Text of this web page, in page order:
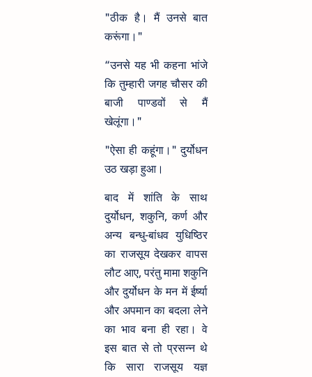
"ठीक है। मैं उनसे बात
करूंगा।"
“उनसे यह भी कहना भांजे
कि तुम्हारी जगह चौसर की
बाजी पाण्डवों से मैं
खेलूंगा।"
"ऐसा ही कहूंगा।" दुर्योधन
उठ खड़ा हुआ।
बाद में शांति के साथ
दुर्योधन, शकुनि, कर्ण और
अन्य बन्धु-बांधव युधिष्ठिर
का राजसूय देखकर वापस
लौट आए, परंतु मामा शकुनि
और दुर्योधन के मन में ईर्ष्या
और अपमान का बदला लेने
का भाव बना ही रहा। वे
इस बात से तो प्रसन्न थे
कि सारा राजसूय यज्ञ